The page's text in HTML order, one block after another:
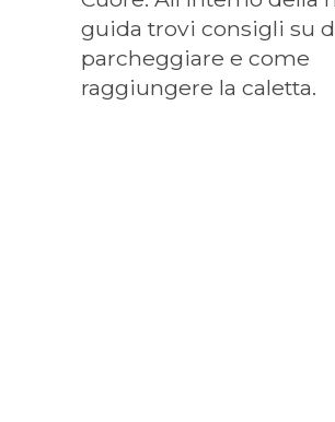
guida trovi consigli su
parcheggiare e come
raggiungere la caletta.